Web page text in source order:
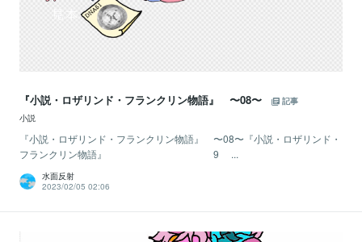
『小説・ロザリンド・フランクリン物語』 〜08〜
記事
小説
『小説・ロザリンド・フランクリン物語』 〜08〜『小説・ロザリンド・
フランクリン物語』 9 ...
水面反射
2023/02/05 02:06